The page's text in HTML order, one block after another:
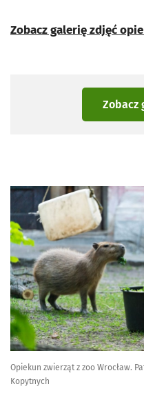
Zobacz galerię zdjęć
Zobacz
Opiekun zwierząt z zoo Wrocław.
Kopytnych